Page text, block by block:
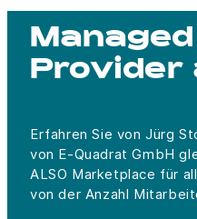
Provider
Erfahren Sie von Jürg
von E-Quadrat GmbH
ALSO Marketplace für
von der Anzahl